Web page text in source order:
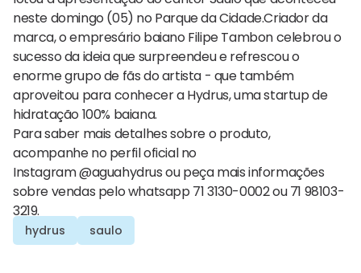
neste domingo (05) no Parque da Cidade.Criador da
marca, o empresário baiano Filipe Tambon celebrou o
sucesso da ideia que surpreendeu e refrescou o
enorme grupo de fãs do artista - que também
aproveitou para conhecer a Hydrus, uma startup de
hidratação 100% baiana.
Para saber mais detalhes sobre o produto,
acompanhe no perfil oficial no
Instagram @aguahydrus ou peça mais informações
sobre vendas pelo whatsapp 71 3130-0002 ou 71 98103-
3219.
hydrus saulo